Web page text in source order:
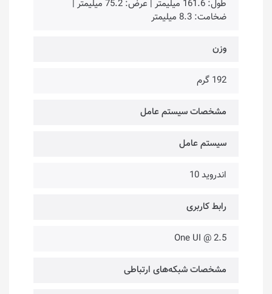
طول: 161.6 میلیمتر | عرض: 75.2 میلیمتر |
ضخامت: 8.3 میلیمتر
وزن
192 گرم
مشخصات سیستم عامل
سیستم عامل
اندروید 10
رابط کاربری
One UI @ 2.5
مشخصات شبکه‌های ارتباطی